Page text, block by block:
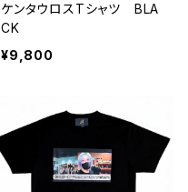
ケンタウロスTシャツ BLA
CK
¥9,800